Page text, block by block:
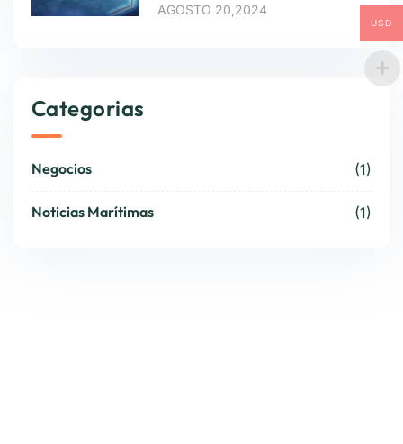
AGOSTO 20,2024
Categorias
Negocios (1)
Noticias Marítimas (1)
USD